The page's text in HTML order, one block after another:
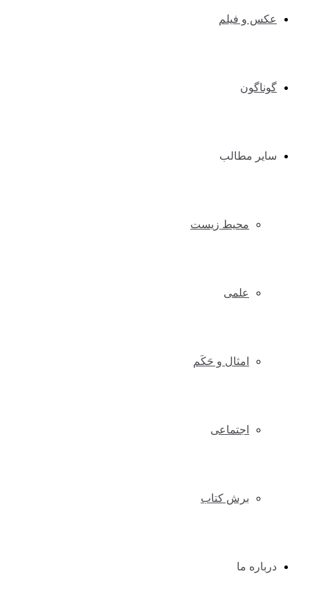
عکس و فیلم
گوناگون
سایر مطالب
محیط زیست
علمی
امثال و حَکَم
اجتماعی
برش کتاب
درباره ما